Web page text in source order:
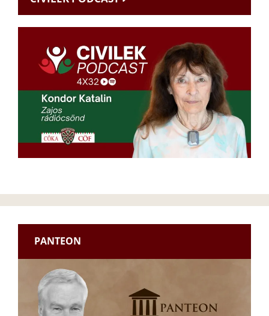
PANTEON